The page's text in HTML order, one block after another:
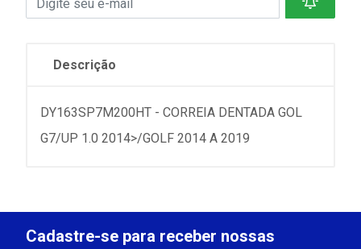
Descrição
DY163SP7M200HT - CORREIA DENTADA GOL
G7/UP 1.0 2014>/GOLF 2014 A 2019
Cadastre-se para receber nossas